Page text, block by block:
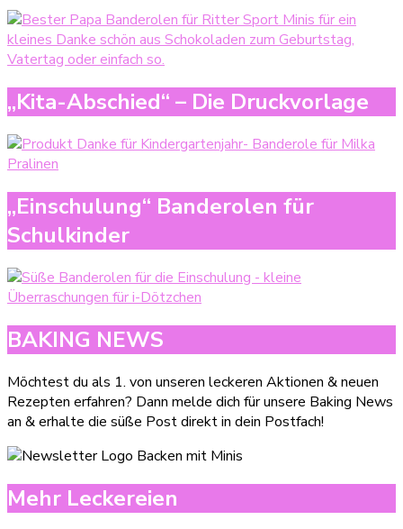
„Kita-Abschied“ – Die Druckvorlage
„Einschulung“ Banderolen für
Schulkinder
BAKING NEWS
Möchtest du als 1. von unseren leckeren Aktionen & neuen
Rezepten erfahren? Dann melde dich für unsere Baking News
an & erhalte die süße Post direkt in dein Postfach!
Mehr Leckereien